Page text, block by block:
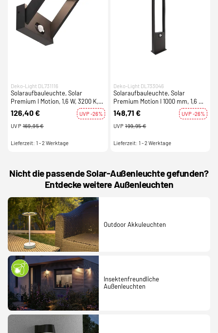
Deko-Light DL731116
Solaraufbauleuchte, Solar
Premium I Motion, 1,6 W, 3200 K,
Grau, Spannungskonstant, 3.7
V/DC
126,40 €
UVP -26%
UVP 169,95 €
Lieferzeit: 1 - 2 Werktage
Deko-Light DL733046
Solaraufbauleuchte, Solar
Premium Motion I 1000 mm, 1,6 W,
3200 K, Grau, Spannungskonstant,
3.7 V/DC
148,71 €
UVP -26%
UVP 199,95 €
Lieferzeit: 1 - 2 Werktage
Nicht die passende Solar-Außenleuchte gefunden?
Entdecke weitere Außenleuchten
Outdoor Akkuleuchten
Insektenfreundliche
Außenleuchten